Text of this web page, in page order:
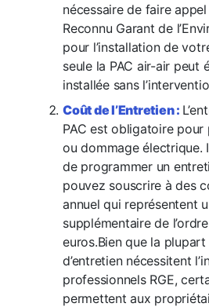
nécessaire de faire
Reconnu Garant de
pour l’installation de
seule la PAC air-air peut
installée sans
Coût de l’Entretien :
PAC est obligatoire
ou dommage électrique.
de programmer un
pouvez souscrire à des
annuel qui représentent
supplémentaire de
euros.Bien que la
d’entretien nécessitent
professionnels RGE,
permettent aux